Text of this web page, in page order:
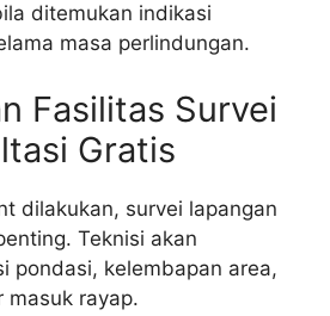
ditemukan indikasi
masa perlindungan.
Fasilitas Survei
Gratis
dilakukan, survei lapangan
Teknisi akan
pondasi, kelembapan area,
masuk rayap.